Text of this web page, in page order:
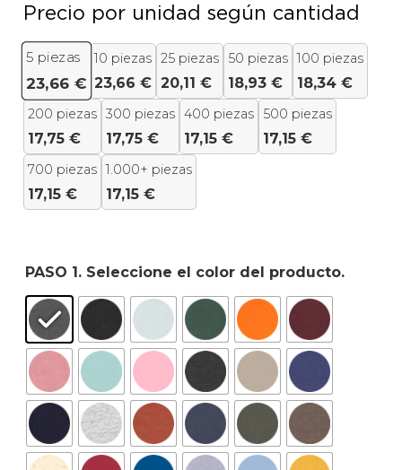
Precio por unidad según cantidad
5 piezas
23,66 €
10 piezas
23,66 €
25 piezas
20,11 €
50 piezas
18,93 €
100 piezas
18,34 €
200 piezas
17,75 €
300 piezas
17,75 €
400 piezas
17,15 €
500 piezas
17,15 €
700 piezas
17,15 €
1.000+ piezas
17,15 €
PASO 1. Seleccione el color del producto.